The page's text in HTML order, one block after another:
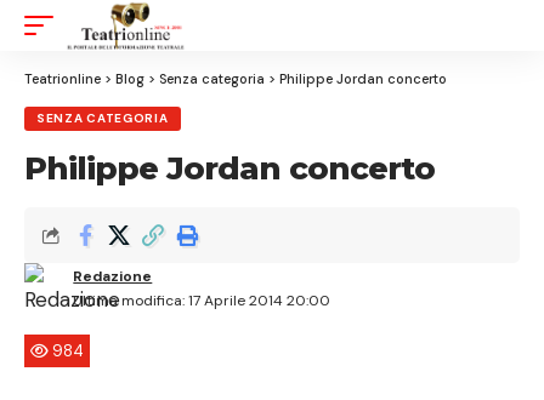
Teatrionline > Blog > Senza categoria > Philippe Jordan concerto
SENZA CATEGORIA
Philippe Jordan concerto
Ultima modifica: 17 Aprile 2014 20:00
Redazione
984